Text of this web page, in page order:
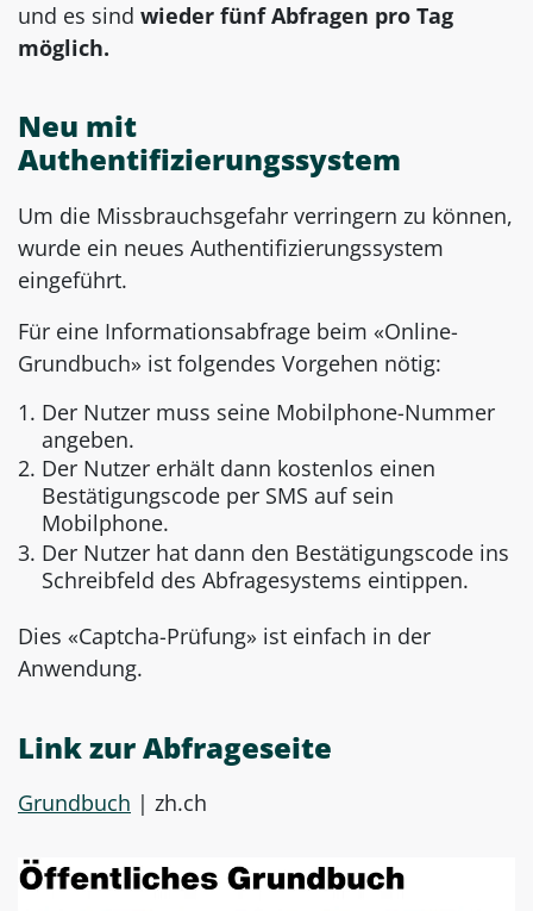
und es sind wieder fünf Abfragen pro Tag
möglich.
Neu mit
Authentifizierungssystem
Um die Missbrauchsgefahr verringern zu können,
wurde ein neues Authentifizierungssystem
eingeführt.
Für eine Informationsabfrage beim «Online-
Grundbuch» ist folgendes Vorgehen nötig:
Der Nutzer muss seine Mobilphone-Nummer
angeben.
Der Nutzer erhält dann kostenlos einen
Bestätigungscode per SMS auf sein
Mobilphone.
Der Nutzer hat dann den Bestätigungscode ins
Schreibfeld des Abfragesystems eintippen.
Dies «Captcha-Prüfung» ist einfach in der
Anwendung.
Link zur Abfrageseite
Grundbuch | zh.ch